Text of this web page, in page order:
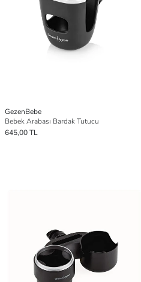
GezenBebe
Bebek Arabası Bardak Tutucu
645,00 TL